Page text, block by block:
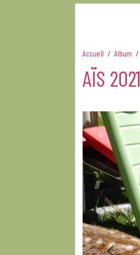
Accueil Album
AÏS 2021